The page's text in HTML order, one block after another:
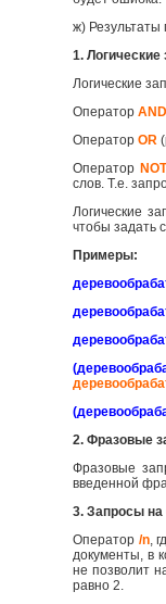
ж) Результаты
1.
Логические
ОператорAND
ОператорOR
Оператор NOT
слов. Т.е.
Логические
чтобы задать
Примеры:
2. Фразовые
Фразовые
введенной
3. Запросы на
Оператор /n,
документы, в
не позволит
равно 2.